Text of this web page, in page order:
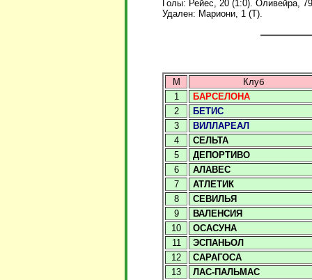
Голы: Рейес, 20 (1:0). Оливейра,
Удален: Мариони, 1 (Т).
М
Клуб
1
БАРСЕЛОНА
2
БЕТИС
3
ВИЛЛАРЕАЛ
4
СЕЛЬТА
5
ДЕПОРТИВО
6
АЛАВЕС
7
АТЛЕТИК
8
СЕВИЛЬЯ
9
ВАЛЕНСИЯ
10
ОСАСУНА
11
ЭСПАНЬОЛ
12
САРАГОСА
13
ЛАС-ПАЛЬМАС